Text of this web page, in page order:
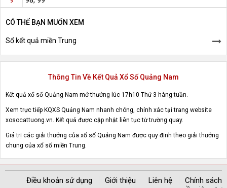
CÓ THỂ BẠN MUỐN XEM
Sổ kết quả miền Trung
Thông Tin Về Kết Quả Xổ Số Quảng Nam
Kết quả xổ số Quảng Nam mở thưởng lúc 17h10 Thứ 3 hàng tuần.
Xem trực tiếp KQXS Quảng Nam nhanh chóng, chính xác tại trang website
xosocattuong.vn. Kết quả được cập nhật liên tục từ trường quay.
Giá trị các giải thưởng của xổ số Quảng Nam được quy định theo giải thưởng
chung của xổ số miền Trung.
Điều khoản sử dụng Giới thiệu Liên hệ
Chính sách